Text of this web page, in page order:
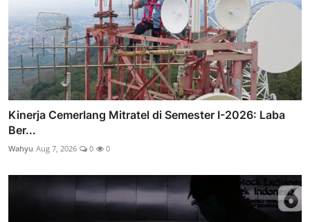
Kinerja Cemerlang Mitratel di Semester I-2026: Laba
Ber...
Wahyu Aug 7, 2026 0 0